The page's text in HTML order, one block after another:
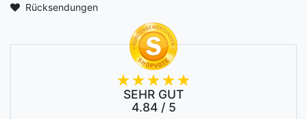
Rücksendungen
SEHR GUT
4.84 / 5